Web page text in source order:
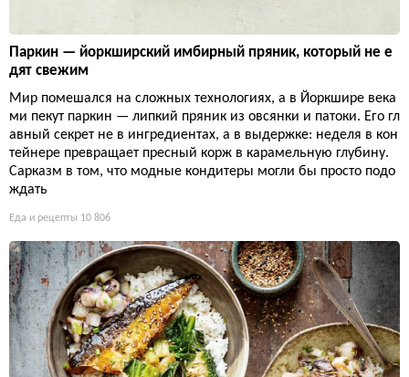
Паркин — йоркширский имбирный пряник, который не е
дят свежим
Мир помешался на сложных технологиях, а в Йоркшире века
ми пекут паркин — липкий пряник из овсянки и патоки. Его гл
авный секрет не в ингредиентах, а в выдержке: неделя в кон
тейнере превращает пресный корж в карамельную глубину.
Сарказм в том, что модные кондитеры могли бы просто подо
ждать
Еда и рецепты 10 806